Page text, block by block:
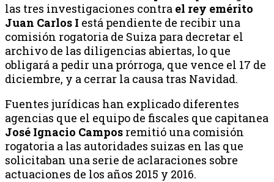
las tres investigaciones contra el rey emérito
Juan Carlos I está pendiente de recibir una
comisión rogatoria de Suiza para decretar el
archivo de las diligencias abiertas, lo que
obligará a pedir una prórroga, que vence el 17 de
diciembre, y a cerrar la causa tras Navidad.
Fuentes jurídicas han explicado diferentes
agencias que el equipo de fiscales que capitanea
José Ignacio Campos remitió una comisión
rogatoria a las autoridades suizas en las que
solicitaban una serie de aclaraciones sobre
actuaciones de los años 2015 y 2016.